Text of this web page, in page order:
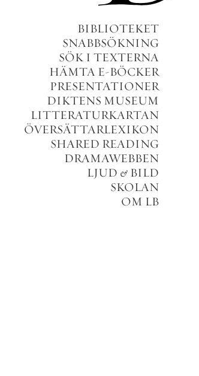
BIBLIOTEKET
SNABBSÖKNING
SÖK I TEXTERNA
HÄMTA E-BÖCKER
PRESENTATIONER
DIKTENS MUSEUM
LITTERATURKARTAN
ÖVERSÄTTARLEXIKON
SHARED READING
DRAMAWEBBEN
LJUD & BILD
SKOLAN
OM LB